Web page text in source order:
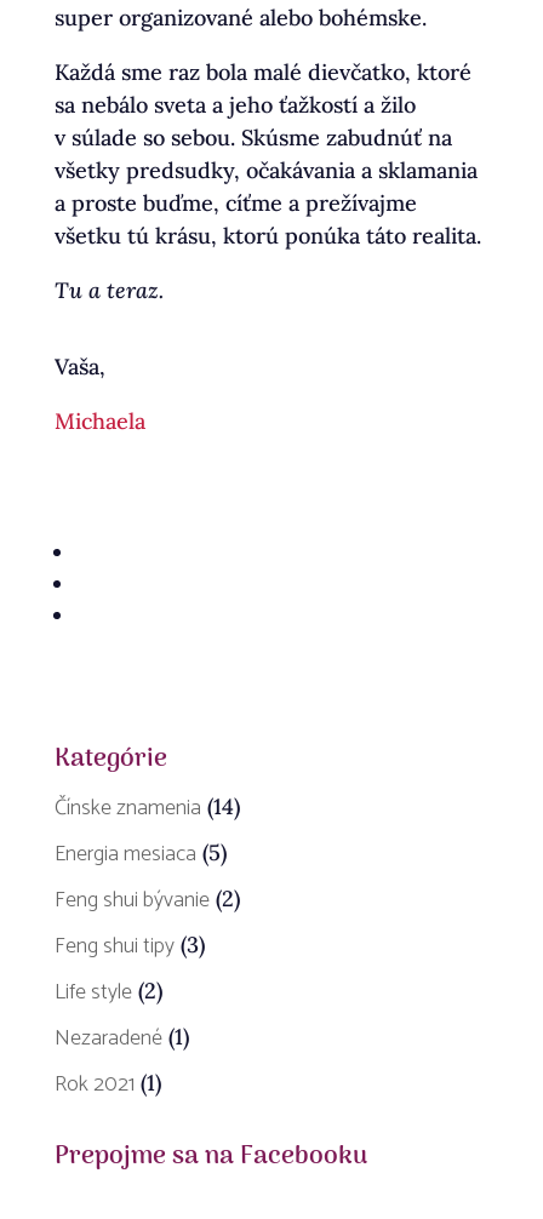
super organizované alebo bohémske.
Každá sme raz bola malé dievčatko, ktoré
sa nebálo sveta a jeho ťažkostí a žilo
v súlade so sebou. Skúsme zabudnúť na
všetky predsudky, očakávania a sklamania
a proste buďme, cíťme a prežívajme
všetku tú krásu, ktorú ponúka táto realita.
Tu a teraz.
Vaša,
Michaela
Kategórie
Čínske znamenia (14)
Energia mesiaca (5)
Feng shui bývanie(2)
Feng shui tipy(3)
Life style(2)
Nezaradené(1)
Rok 2021 (1)
Prepojme sa na Facebooku